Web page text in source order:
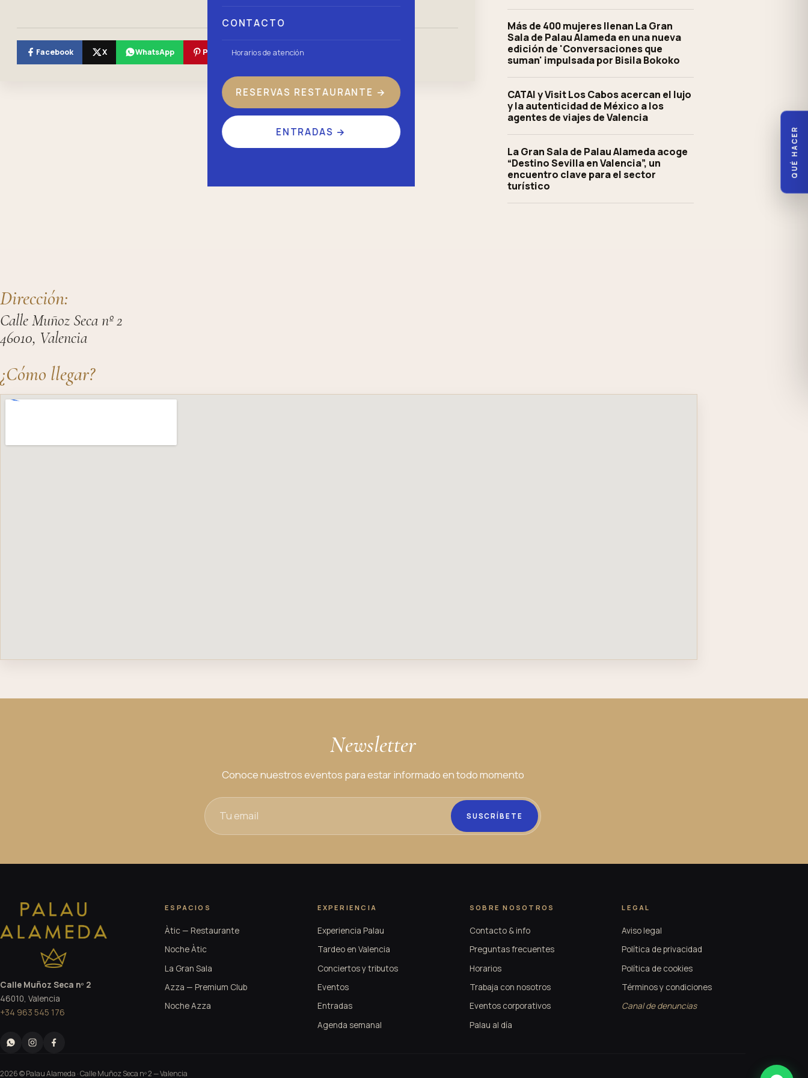
CONTACTO
Horarios de atención
RESERVAS RESTAURANTE →
ENTRADAS → QUÉ HACER
Facebook X WhatsApp Pinterest
Más de 400 mujeres llenan La Gran
Sala de Palau Alameda en una nueva
edición de 'Conversaciones que
suman' impulsada por Bisila Bokoko
CATAI y Visit Los Cabos acercan el lujo
y la autenticidad de México a los
agentes de viajes de Valencia
La Gran Sala de Palau Alameda acoge
“Destino Sevilla en Valencia”, un
encuentro clave para el sector
turístico
Dirección:
Calle Muñoz Seca nº 2
46010, Valencia
¿Cómo llegar?
Newsletter
Conoce nuestros eventos para estar informado en todo momento
SUSCRÍBETE
Calle Muñoz Seca nº 2
46010, Valencia
+34 963 545 176
ESPACIOS
Àtic — Restaurante
Noche Àtic
La Gran Sala
Azza — Premium Club
Noche Azza
EXPERIENCIA
Experiencia Palau
Tardeo en Valencia
Conciertos y tributos
Eventos
Entradas
Agenda semanal
SOBRE NOSOTROS
Contacto & info
Preguntas frecuentes
Horarios
Trabaja con nosotros
Eventos corporativos
Palau al día
LEGAL
Aviso legal
Política de privacidad
Política de cookies
Términos y condiciones
Canal de denuncias
2026 © Palau Alameda ·Calle Muñoz Seca nº 2— Valencia